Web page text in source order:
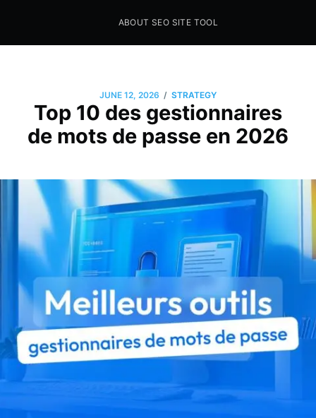
Seo Sites Tool
ABOUT SEO SITE TOOL
JUNE 12, 2026 / STRATEGY
Top 10 des gestionnaires
de mots de passe en 2026